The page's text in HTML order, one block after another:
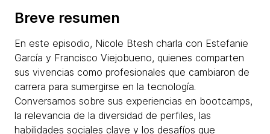
Breve resumen
En este episodio, Nicole Btesh charla con Estefanie
García y Francisco Viejobueno, quienes comparten
sus vivencias como profesionales que cambiaron de
carrera para sumergirse en la tecnología.
Conversamos sobre sus experiencias en bootcamps,
la relevancia de la diversidad de perfiles, las
habilidades sociales clave y los desafíos que